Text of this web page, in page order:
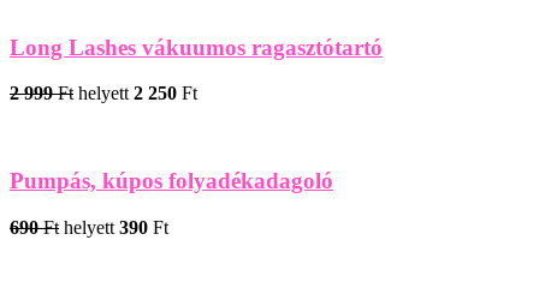
Long Lashes vákuumos ragasztótartó
2 999 Fthelyett2 250 Ft
Pumpás, kúpos folyadékadagoló
690 Ft helyett 390 Ft